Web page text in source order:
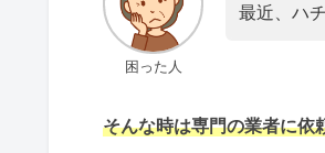
困った人
最近、ハ
そんな時は専門の業者に依